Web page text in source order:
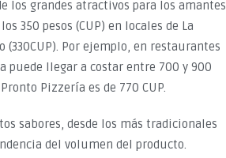
los grandes atractivos para los amantes
350 pesos (CUP) en locales de La
(330CUP). Por ejemplo, en restaurantes
puede llegar a costar entre 700 y 900
Pizzería es de 770 CUP.
sabores, desde los más tradicionales
del volumen del producto.